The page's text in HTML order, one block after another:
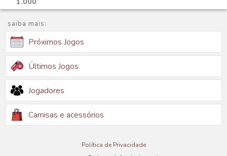
saiba mais:
Próximos Jogos
Últimos Jogos
Jogadores
Camisas e acessórios
Política de Privacidade